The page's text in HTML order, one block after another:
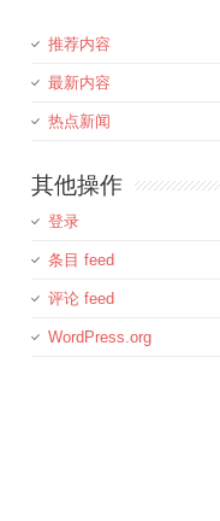
推荐内容
最新内容
热点新闻
其他操作
登录
条目 feed
评论 feed
WordPress.org